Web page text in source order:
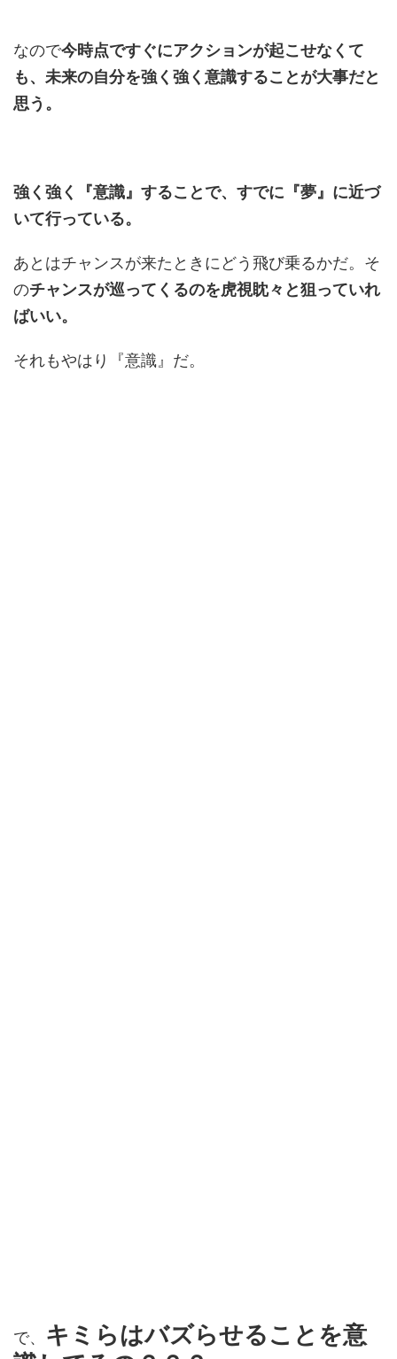
なので今時点ですぐにアクションが起こせなくて
も、未来の自分を強く強く意識することが大事だと
思う。
強く強く『意識』することで、すでに『夢』に近づ
いて行っている。
あとはチャンスが来たときにどう飛び乗るかだ。そ
のチャンスが巡ってくるのを虎視眈々と狙っていれ
ばいい。
それもやはり『意識』だ。
で、 キミらはバズらせることを意